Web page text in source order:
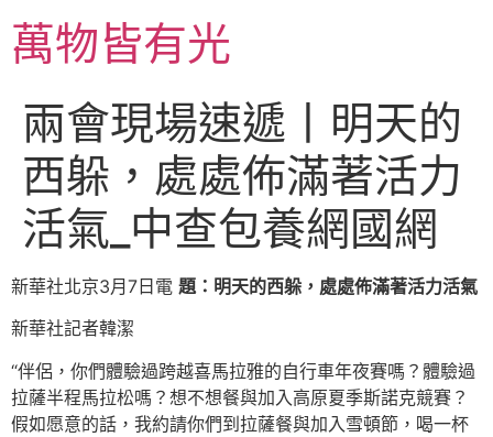
主萬物皆有光
兩會現場速遞丨明天的
西躲，處處佈滿著活力
活氣_中查包養網國網
新華社北京3月7日電 題：明天的西躲，處處佈滿著活力活氣
新華社記者韓潔
“伴侶，你們體驗過跨越喜馬拉雅的自行車年夜賽嗎？體驗過
拉薩半程馬拉松嗎？想不想餐與加入高原夏季斯諾克競賽？
假如愿意的話，我約請你們到拉薩餐與加入雪頓節，喝一杯